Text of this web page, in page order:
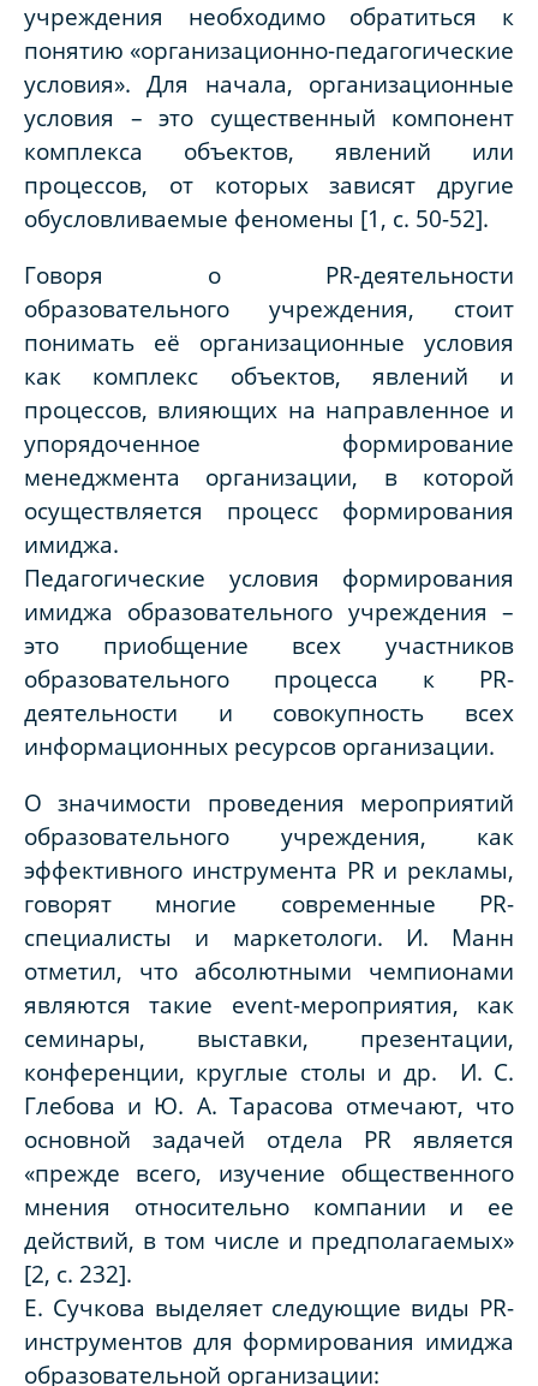
учреждения необходимо обратиться к
понятию «организационно-педагогические
условия». Для начала, организационные
условия – это существенный компонент
комплекса объектов, явлений или
процессов, от которых зависят другие
обусловливаемые феномены [1, с. 50-52].
Говоря о PR-деятельности
образовательного учреждения, стоит
понимать её организационные условия
как комплекс объектов, явлений и
процессов, влияющих на направленное и
упорядоченное формирование
менеджмента организации, в которой
осуществляется процесс формирования
имиджа.
Педагогические условия формирования
имиджа образовательного учреждения –
это приобщение всех участников
образовательного процесса к PR-
деятельности и совокупность всех
информационных ресурсов организации.
О значимости проведения мероприятий
образовательного учреждения, как
эффективного инструмента PR и рекламы,
говорят многие современные PR-
специалисты и маркетологи. И. Манн
отметил, что абсолютными чемпионами
являются такие event-мероприятия, как
семинары, выставки, презентации,
конференции, круглые столы и др. И. С.
Глебова и Ю. А. Тарасова отмечают, что
основной задачей отдела PR является
«прежде всего, изучение общественного
мнения относительно компании и ее
действий, в том числе и предполагаемых»
[2, с. 232].
Е. Сучкова выделяет следующие виды PR-
инструментов для формирования имиджа
образовательной организации: